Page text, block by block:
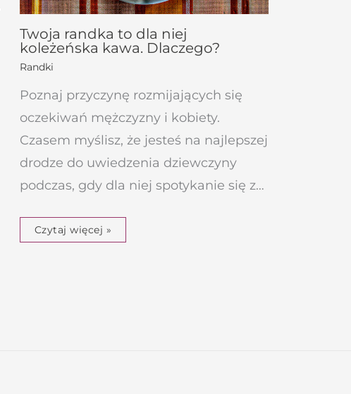
Twoja randka to dla niej
koleżeńska kawa. Dlaczego?
Randki
Poznaj przyczynę rozmijających się
oczekiwań mężczyzny i kobiety.
Czasem myślisz, że jesteś na najlepszej
drodze do uwiedzenia dziewczyny
podczas, gdy dla niej spotykanie się z…
Czytaj więcej »